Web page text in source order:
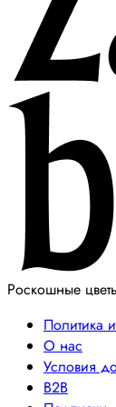
Роскошные
Политика
О нас
Условия
B2B